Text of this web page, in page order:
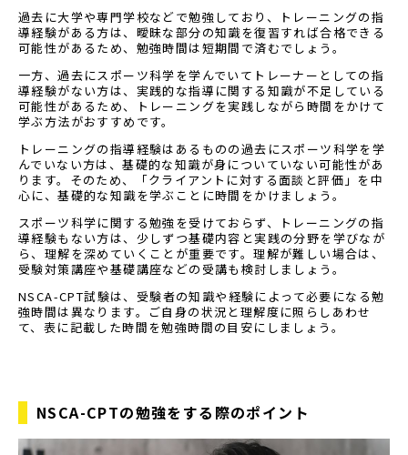
過去に大学や専門学校などで勉強しており、トレーニングの指
導経験がある方は、曖昧な部分の知識を復習すれば合格できる
可能性があるため、勉強時間は短期間で済むでしょう。
一方、過去にスポーツ科学を学んでいてトレーナーとしての指
導経験がない方は、実践的な指導に関する知識が不足している
可能性があるため、トレーニングを実践しながら時間をかけて
学ぶ方法がおすすめです。
トレーニングの指導経験はあるものの過去にスポーツ科学を学
んでいない方は、基礎的な知識が身についていない可能性があ
ります。そのため、「クライアントに対する面談と評価」を中
心に、基礎的な知識を学ぶことに時間をかけましょう。
スポーツ科学に関する勉強を受けておらず、トレーニングの指
導経験もない方は、少しずつ基礎内容と実践の分野を学びなが
ら、理解を深めていくことが重要です。理解が難しい場合は、
受験対策講座や基礎講座などの受講も検討しましょう。
NSCA-CPT試験は、受験者の知識や経験によって必要になる勉
強時間は異なります。ご自身の状況と理解度に照らしあわせ
て、表に記載した時間を勉強時間の目安にしましょう。
NSCA-CPTの勉強をする際のポイント